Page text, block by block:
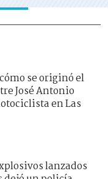
se originó el
José Antonio
en Las
lanzados